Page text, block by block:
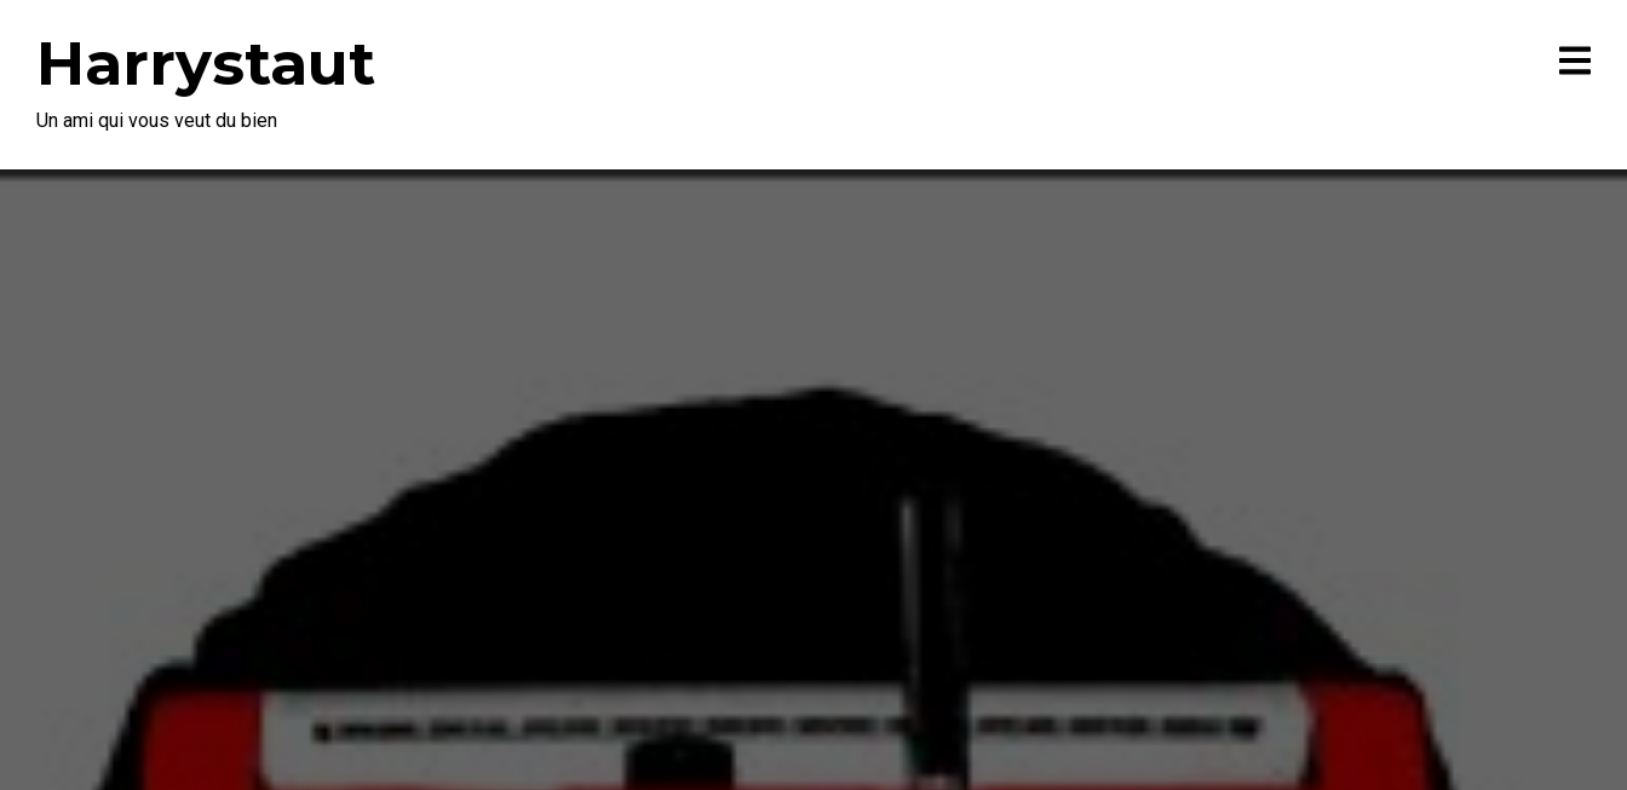
Harrystaut
Un ami qui vous veut du bien